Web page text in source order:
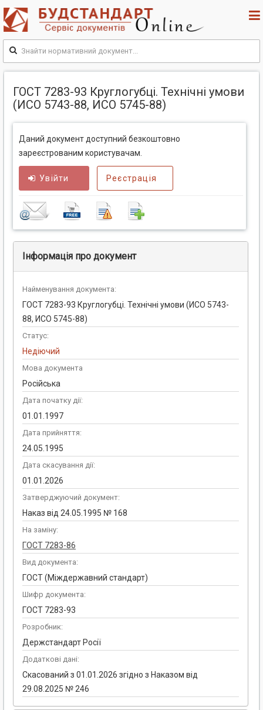
ГОСТ 7283-93 Круглогубці. Технічні умови
(ИСО 5743-88, ИСО 5745-88)
Даний документ доступний безкоштовно
зареєстрованим користувачам.
Увійти Реєстрація
Інформація про документ
Найменування документа:
ГОСТ 7283-93 Круглогубці. Технічні умови (ИСО 5743-
88, ИСО 5745-88)
Статус:
Недіючий
Мова документа
Російська
Дата початку дії:
01.01.1997
Дата прийняття:
24.05.1995
Дата скасування дії:
01.01.2026
Затверджуючий документ:
Наказ від 24.05.1995 № 168
На заміну:
ГОСТ 7283-86
Вид документа:
ГОСТ (Міждержавний стандарт)
Шифр документа:
ГОСТ 7283-93
Розробник:
Держстандарт Росії
Додаткові дані:
Скасований з 01.01.2026 згідно з Наказом від
29.08.2025 № 246